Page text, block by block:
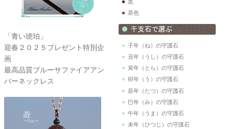
「青い琥珀」
迎春２０２５プレゼント特別企
画
最高品質ブルーサファイアアン
バーネックレス
黒
茶色
子年（ね）の守護石
丑年（うし）の守護石
寅年（とら）の守護石
卯年（う）の守護石
辰年（たつ）の守護石
巳年（み）の守護石
午年（うま）の守護石
未年（ひつじ）の守護石